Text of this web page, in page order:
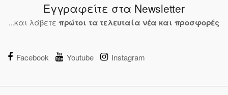
Εγγραφείτε στα Newsletter
...και λάβετε πρώτοι τα τελευταία νέα και προσφορές
Facebook Youtube Instagram